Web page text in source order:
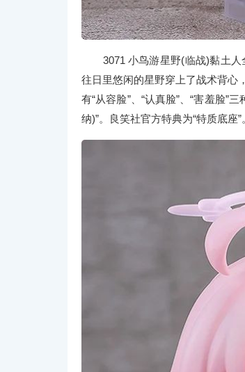
3071 小鸟游星野(临战)黏土人全
往日里悠闲的星野穿上了战术背心
有“从容脸”、“认真脸”、“害羞脸”
纳)”。良笑社官方特典为“特质底座”